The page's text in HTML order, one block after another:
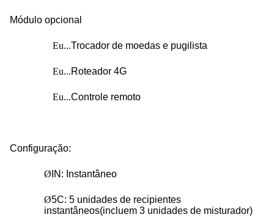
Módulo opcional
Eu...Trocador de moedas e pugilista
Eu...Roteador 4G
Eu...Controle remoto
Configuração:
Ø IN: Instantâneo
Ø5C: 5 unidades de recipientes
instantâneos(incluem 3 unidades de misturador)